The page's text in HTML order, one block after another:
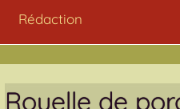
Rédaction
Rouelle de